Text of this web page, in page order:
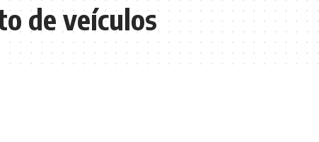
de veículos